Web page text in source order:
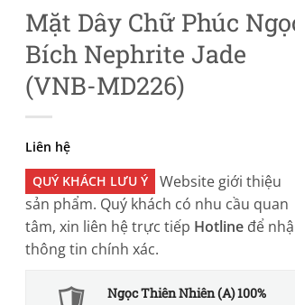
Mặt Dây Chữ Phúc
Bích Nephrite Jade
(VNB-MD226)
Liên hệ
QUÝ KHÁCH LƯU Ý
Website giới thiệu
sản phẩm. Quý khách có nhu cầu quan
tâm, xin liên hệ trực tiếp Hotline để
thông tin chính xác.
Ngọc Thiên Nhiên (A) 100%